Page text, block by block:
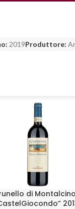
2019Produttore:
di Montalcino